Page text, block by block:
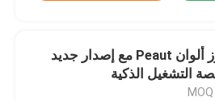
الحمراء
فارز ألوان Peaut مع إصدار جديد
التشغيل الذكية
MOQ